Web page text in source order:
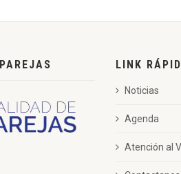
LINK
Noticias
Agenda
Atención al